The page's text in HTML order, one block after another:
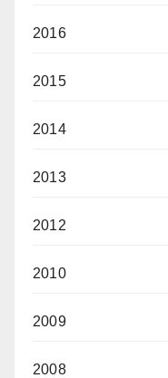
2016
2015
2014
2013
2012
2010
2009
2008